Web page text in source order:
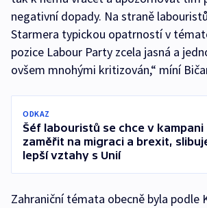
negativní dopady. Na straně
Starmera typickou opatrností v
pozice Labour Party zcela jasná a
ovšem mnohými kritizován,“ míní
ODKAZ
Šéf labouristů se chce v kampani
zaměřit na migraci a brexit,
lepší vztahy s Unií
Zahraniční témata obecně byla podle